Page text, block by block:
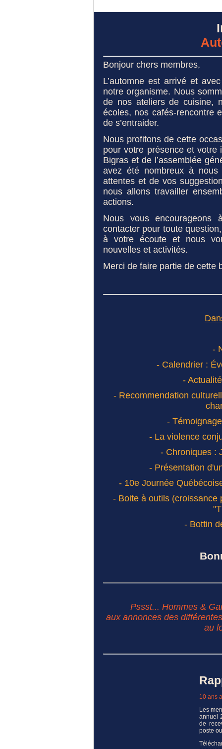
Bonjour chers membres,
L’automne est arrivé et
notre organisme. Nous
de nos ateliers de cuisine,
écoles, nos cafés-rencontre
de s’entraider.
Nous profitons de cette
pour votre présence et
Bigras et de l’assemblée
avez été nombreux à
attentes et de vos
nous allons travailler
actions.
Nous vous
contacter pour toute
à votre écoute et nous
nouvelles et activités.
Merci de faire partie de cette
-
- Calendrier :
-
- Recommendation
-
- La violence
- Chroniques :
- Présentation
- 10e Journée
- Boite à outils (croissance
- Bottin
Pssst... Hommes &
aux annonces des
au
10 ans
Les
annuel
de
poste